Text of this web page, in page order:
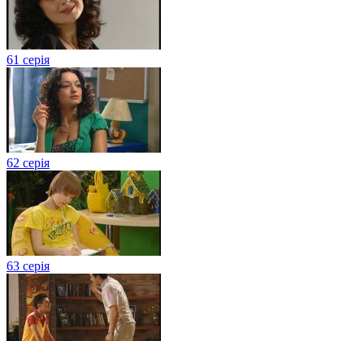
61 серія
62 серія
63 серія